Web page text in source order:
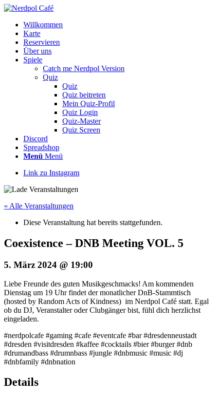
Willkommen
Karte
Reservieren
Über uns
Spiele
Catch me Nerdpol Version
Quiz
Quiz
Quiz beitreten
Mein Quiz-Profil
Quiz Login
Quiz-Master
Quiz Screen
Discord
Spreadshop
Menü Menü
Link zu Instagram
« Alle Veranstaltungen
Diese Veranstaltung hat bereits stattgefunden.
Coexistence – DNB Meeting VOL. 5
5. März 2024 @ 19:00
Liebe Freunde des guten Musikgeschmacks! Am kommenden
Dienstag um 19 Uhr findet der monatlicher DnB-Stammtisch
(hosted by Random Acts of Kindness) im Nerdpol Café statt. Egal
ob du DJ, Veranstalter oder Clubgänger bist, fühl dich herzlichst
eingeladen.
#nerdpolcafe #gaming #cafe #eventcafe #bar #dresdenneustadt
#dresden #visitdresden #kaffee #cocktails #bier #burger #dnb
#drumandbass #drumnbass #jungle #dnbmusic #music #dj
#dnbfamily #dnbnation
Details